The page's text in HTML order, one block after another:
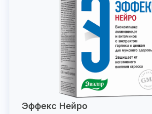
Эффекс Нейро